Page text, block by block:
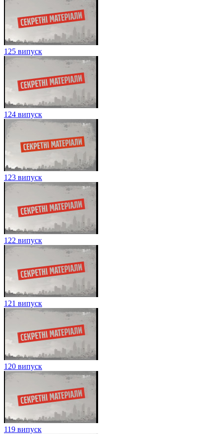
125 випуск
124 випуск
123 випуск
122 випуск
121 випуск
120 випуск
119 випуск